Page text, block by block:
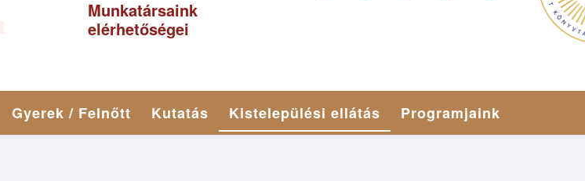
Munkatársaink
elérhetőségei
Gyerek / Felnőtt Kutatás Kistelepülési ellátás Programjaink